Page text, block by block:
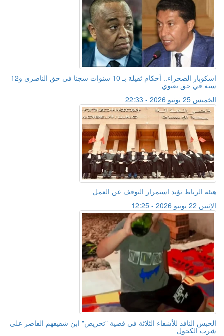
اسكوبار الصحراء.. أحكام ثقيلة بـ 10 سنوات سجنا في حق الناصري و12
سنة في حق بعيوي
الخميس 25 يونيو 2026 - 22:33
هيئة الرباط تؤيد استمرار التوقف عن العمل
الإثنين 22 يونيو 2026 - 12:25
الحبس النافذ للأشقاء الثلاثة في قضية "تحريض" ابن شقيقهم القاصر على
شرب الكحول